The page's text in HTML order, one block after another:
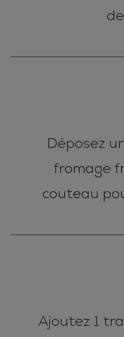
Déposez
fromage
couteau
Ajoutez 1